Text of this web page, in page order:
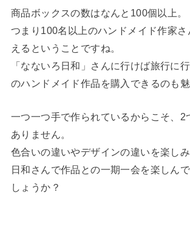
商品ボックスの数はなんと100個以上。
つまり100名以上のハンドメイド作家さ
えるということですね。
「なないろ日和」さんに行けば旅行に
のハンドメイド作品を購入できるのも魅
一つ一つ手で作られているからこそ、2
ありません。
色合いの違いやデザインの違いを楽し
日和さんで作品との一期一会を楽しん
しょうか？